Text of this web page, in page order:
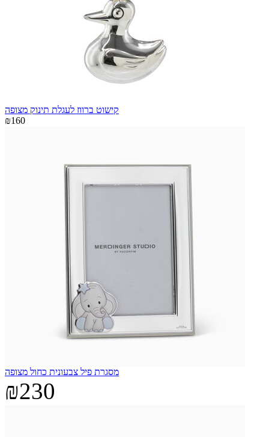
קישוט ברווז לעגלת תינוק מצופה
₪160
מסגרת פיל צבעונית כחול מצופה
₪230